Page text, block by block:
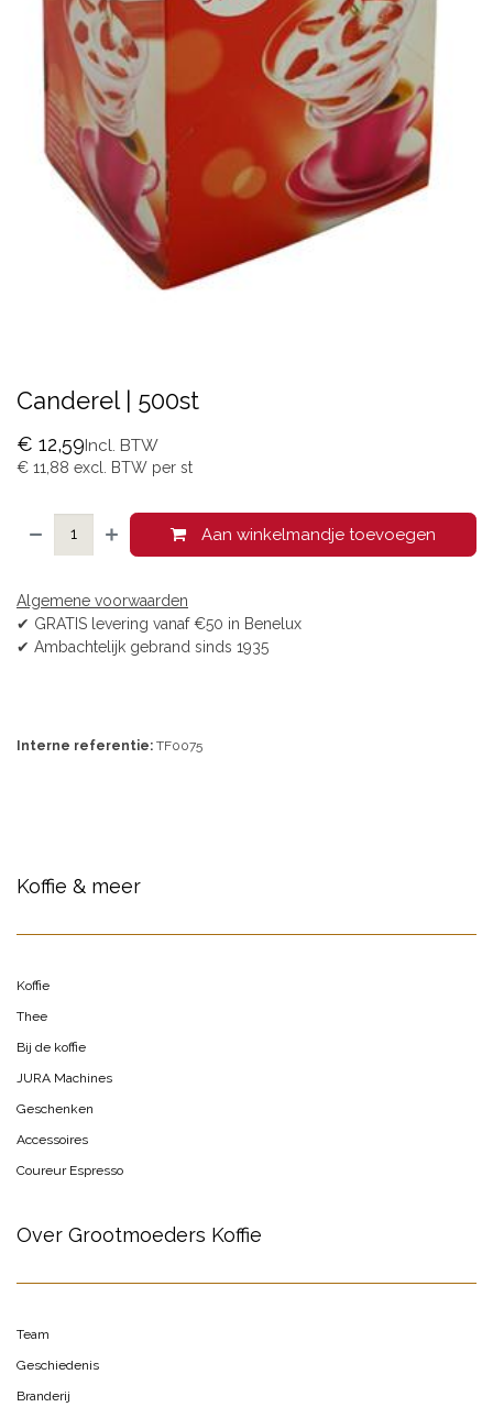
Canderel | 500st
€ 12,59Incl. BTW
€ 11,88 excl. BTW per st
Aan winkelmandje toevoegen
Algemene voorwaarden
✔ GRATIS levering vanaf €50 in Benelux
✔ Ambachtelijk gebrand sinds 1935
Interne referentie: TF0075
Koffie & meer
Koffie
Thee
Bij de koffie
JURA Machines
Geschenken
Accessoires
Coureur Espresso
Over Grootmoeders Koffie
Team
Geschiedenis
Branderij